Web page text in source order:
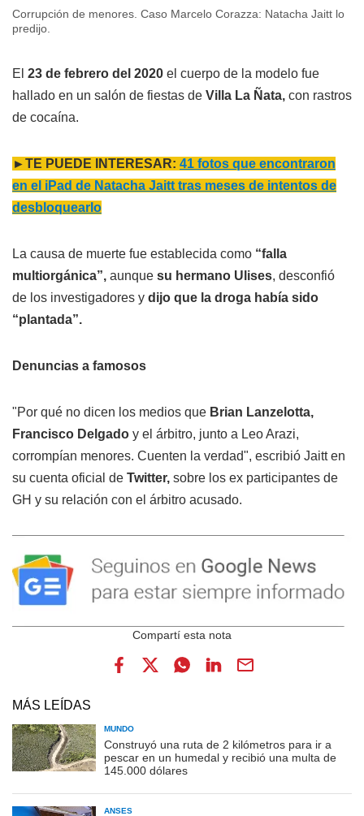
Corrupción de menores. Caso Marcelo Corazza: Natacha Jaitt lo
predijo.
El 23 de febrero del 2020 el cuerpo de la modelo fue
hallado en un salón de fiestas de Villa La Ñata, con rastros
de cocaína.
►TE PUEDE INTERESAR: 41 fotos que encontraron
en el iPad de Natacha Jaitt tras meses de intentos de
desbloquearlo
La causa de muerte fue establecida como “falla
multiorgánica”, aunque su hermano Ulises, desconfió
de los investigadores y dijo que la droga había sido
“plantada”.
Denuncias a famosos
"Por qué no dicen los medios que Brian Lanzelotta,
Francisco Delgado y el árbitro, junto a Leo Arazi,
corrompían menores. Cuenten la verdad", escribió Jaitt en
su cuenta oficial de Twitter, sobre los ex participantes de
GH y su relación con el árbitro acusado.
MÁS LEÍDAS
MUNDO
Construyó una ruta de 2 kilómetros para ir a
pescar en un humedal y recibió una multa de
145.000 dólares
ANSES